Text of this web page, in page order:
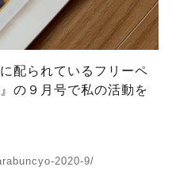
配られているフリーペ
の９月号で私の活動を
2020-9/